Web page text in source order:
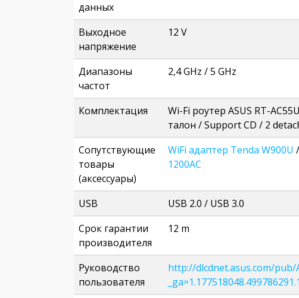
данных
Выходное
напряжение
12 V
Диапазоны
частот
2,4 GHz / 5 GHz
Комплектация
Wi-Fi роутер ASUS RT-
талон / Support CD / 2
Сопутствующие
товары
(аксессуары)
WiFi адаптер Tenda W900U /
1200AC
USB
USB 2.0 / USB 3.0
Срок гарантии
производителя
12 m
Руководство
пользователя
http://dlcdnet.asus.com/pub/